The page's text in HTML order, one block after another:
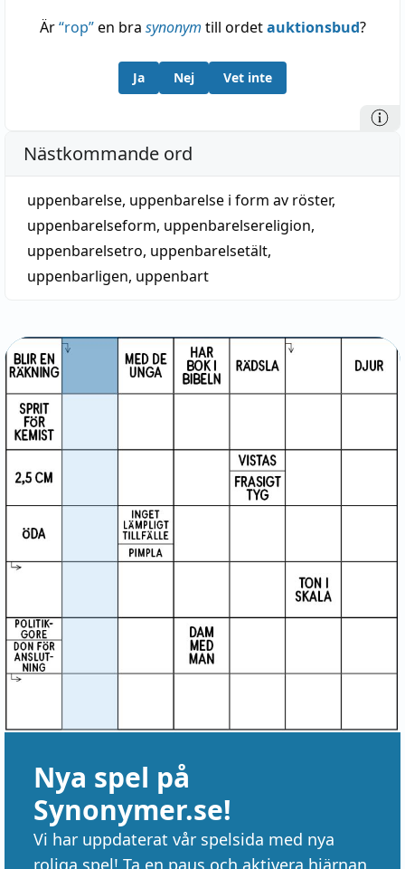
Är“rop”en bra synonym till ordetauktionsbud?
Ja Nej Vet inte
Nästkommande ord
uppenbarelse, uppenbarelse i form av röster,
uppenbarelseform, uppenbarelsereligion,
uppenbarelsetro, uppenbarelsetält,
uppenbarligen, uppenbart
Nya spel på
Synonymer.se!
Vi har uppdaterat vår spelsida med nya
roliga spel! Ta en paus och aktivera hjärnan